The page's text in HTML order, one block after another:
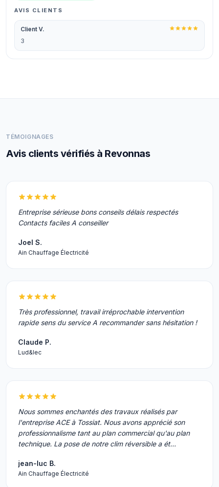
AVIS CLIENTS
Client V.
3
TÉMOIGNAGES
Avis clients vérifiés à Revonnas
Entreprise sérieuse bons conseils délais respectés
Contacts faciles A conseiller
Joel S.
Ain Chauffage Électricité
Très professionnel, travail irréprochable intervention
rapide sens du service A recommander sans hésitation !
Claude P.
Lud&lec
Nous sommes enchantés des travaux réalisés par
l'entreprise ACE à Tossiat. Nous avons apprécié son
professionnalisme tant au plan commercial qu'au plan
technique. La pose de notre clim réversible a ét…
jean-luc B.
Ain Chauffage Électricité